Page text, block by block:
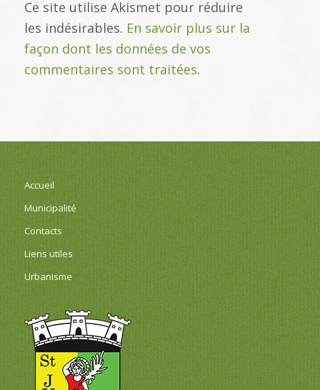
Ce site utilise Akismet pour réduire
les indésirables. En savoir plus sur la
façon dont les données de vos
commentaires sont traitées.
Accueil
Municipalité
Contacts
Liens utiles
Urbanisme